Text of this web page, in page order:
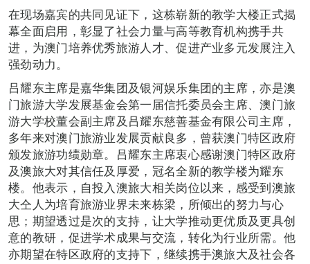
在现场嘉宾的共同见证下，这栋崭新的教学大楼正式揭
幕全面启用，彰显了社会力量与高等教育机构携手共
进，为澳门培养优秀旅游人才、促进产业多元发展注入
强劲动力。
吕耀东主席是嘉华集团及银河娱乐集团的主席，亦是澳
门旅游大学发展基金会第一届信托委员会主席、澳门旅
游大学校董会副主席及吕耀东慈善基金有限公司主席，
多年来对澳门旅游业发展贡献良多，曾获澳门特区政府
颁发旅游功绩勋章。吕耀东主席衷心感谢澳门特区政府
及澳旅大对其信任及厚爱，冠名全新的教学楼为耀东
楼。他表示，自投入澳旅大相关岗位以来，感受到澳旅
大仝人为培育旅游业界未来栋梁，所倾出的努力与心
思；期望透过是次的支持，让大学推动更优质及更具创
意的教研，促进学术成果与交流，转化为行业所需。他
亦期望在特区政府的支持下，继续携手澳旅大及社会各